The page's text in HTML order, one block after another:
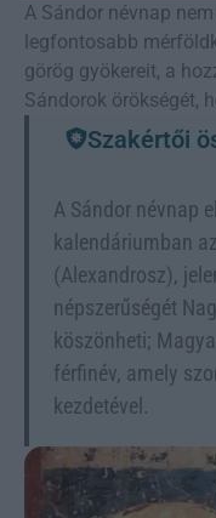
A Sándor névnap
legfontosabb
görög gyökereit, a
Sándorok örökségét,
Szakértői
A Sándor névnap
kalendáriumban
(Alexandrosz),
népszerűségét
köszönheti;
férfinév, amely
kezdetével.